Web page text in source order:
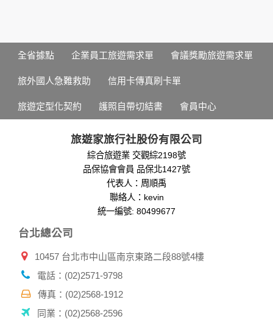
於一般瀏覽時，伺服器會自行記錄相關行徑，包括您使用連線
設備的 IP 位址、使用時間、使用的瀏覽器、瀏覽及點選資料記
用，決不對外公布。
分析，分析結果之統計數據或說明文字呈現，除供內部研究
外，我們會視需要公佈統計數據及說明文字，但不涉及特定個
除非取得您的同意或其他法令之特別規定，本網站絕不會將您
的個人資料揭露予第三人或使用於蒐集目的以外之其他用途。
在您於本網站註冊帳號、使用本網站相關產品、服務、活動或
贈獎時，本網站會收集您的個人識別資料，本網站也可以從商
業夥伴處取得個人資料。
當客戶在本網站註冊時，我們會取得您的姓名、電話、住址、
當您註冊成功，並登入使用我們的服務後，我們即取得您的資
號、電子郵件、出生日期、性別、行業等相關資料，當您註冊
成功，並登入使用我們的服務後，本網站即取得您的資料。
其他除了上述，會保留您在上網瀏覽或查詢時，伺服器自行產
生的相關記錄，包括您使用連線設備的 IP 位址、使用時間、使
的瀏覽器予以標示，歸納使用者瀏覽器在本網站內部所瀏覽的
全省據點 企業員工旅遊需求單 會議獎勵旅遊需求單
旅外國人急難救助 信用卡傳真刷卡單
旅遊定型化契約 護照自帶切結書 會員中心
旅遊家旅行社股份有限公司
綜合旅遊業 交觀綜2198號
品保協會會員 品保北1427號
代表人：周順禹
聯絡人：kevin
統一編號: 80499677
台北總公司
10457 台北市中山區南京東路二段88號4樓
電話：(02)2571-9798
傳真：(02)2568-1912
同業：(02)2568-2596